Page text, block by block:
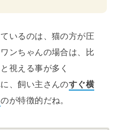
いるのは、猫の方が圧
ンちゃんの場合は、比
視える事が多く
、飼い主さんのすぐ横
のが特徴的だね。